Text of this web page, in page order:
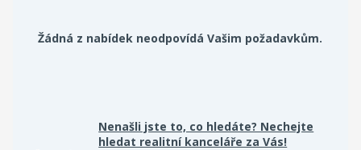
Žádná z nabídek neodpovídá Vašim požadavkům.
Nenašli jste to, co hledáte? Nechejte
hledat realitní kanceláře za Vás!